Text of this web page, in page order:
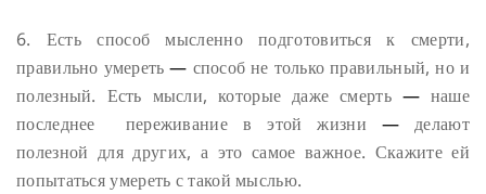
6. Есть способ мысленно подготовиться к смерти,
правильно умереть— способ не только правильный, но и
полезный. Есть мысли, которые даже смерть —наше
последнее переживание в этой жизни — делают
полезной для других, а это самое важное. Скажите ей
попытаться умереть с такой мыслью.